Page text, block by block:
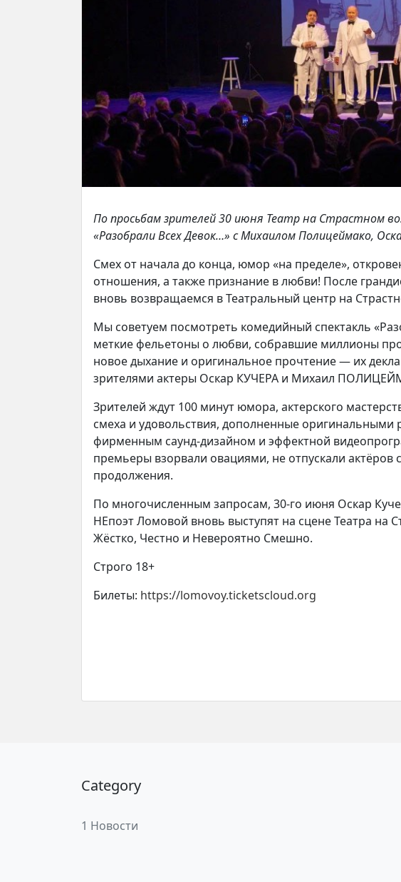
По просьбам зрителей 30 июня Театр на Страстном
«Разобрали Всех Девок…» с Михаилом Полицеймако,
Смех от начала до конца, юмор «на пределе»,
отношения, а также признание в любви! После
вновь возвращаемся в Театральный центр на
Мы советуем посмотреть комедийный спектакль
меткие фельетоны о любви, собравшие миллионы
новое дыхание и оригинальное прочтение — их
зрителями актеры Оскар КУЧЕРА и Михаил
Зрителей ждут 100 минут юмора, актерского
смеха и удовольствия, дополненные
фирменным саунд‑дизайном и эффектной
премьеры взорвали овациями, не отпускали актёров
продолжения.
По многочисленным запросам, 30‑го июня Оскар
НЕпоэт Ломовой вновь выступят на сцене Театра на
Жёстко, Честно и Невероятно Смешно.
Строго 18+
Билеты: https://lomovoy.ticketscloud.org
Category
1 Новости